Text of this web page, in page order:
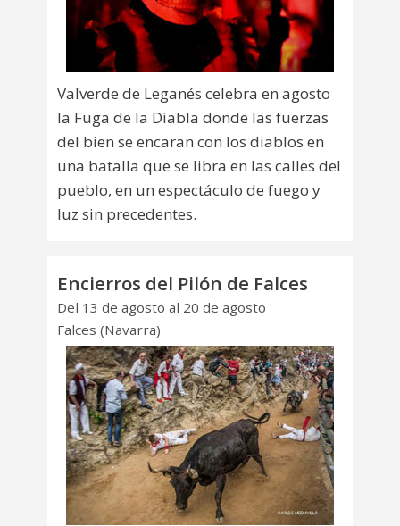
Valverde de Leganés celebra en agosto
la Fuga de la Diabla donde las fuerzas
del bien se encaran con los diablos en
una batalla que se libra en las calles del
pueblo, en un espectáculo de fuego y
luz sin precedentes.
Encierros del Pilón de Falces
Del 13 de agosto al 20 de agosto
Falces (Navarra)